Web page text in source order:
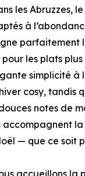
les Abruzzes,
à
parfaitement
les plats
simplicité à
cosy,
notes de
accompagnent
— que ce soit